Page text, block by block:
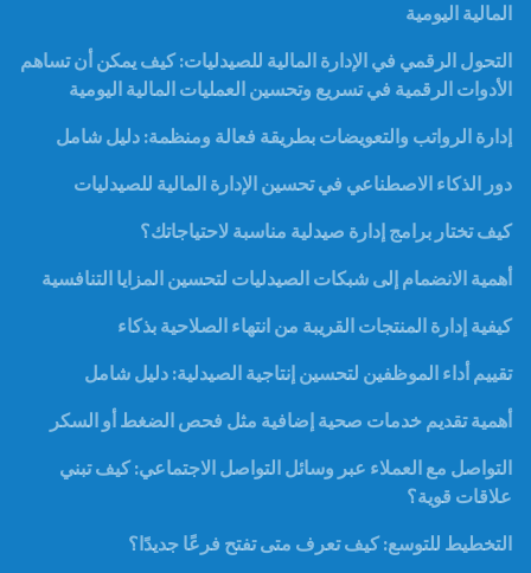
المالية اليومية
التحول الرقمي في الإدارة المالية للصيدليات: كيف يمكن أن تساهم
الأدوات الرقمية في تسريع وتحسين العمليات المالية اليومية
إدارة الرواتب والتعويضات بطريقة فعالة ومنظمة: دليل شامل
دور الذكاء الاصطناعي في تحسين الإدارة المالية للصيدليات
كيف تختار برامج إدارة صيدلية مناسبة لاحتياجاتك؟
أهمية الانضمام إلى شبكات الصيدليات لتحسين المزايا التنافسية
كيفية إدارة المنتجات القريبة من انتهاء الصلاحية بذكاء
تقييم أداء الموظفين لتحسين إنتاجية الصيدلية: دليل شامل
أهمية تقديم خدمات صحية إضافية مثل فحص الضغط أو السكر
التواصل مع العملاء عبر وسائل التواصل الاجتماعي: كيف تبني
علاقات قوية؟
التخطيط للتوسع: كيف تعرف متى تفتح فرعًا جديدًا؟